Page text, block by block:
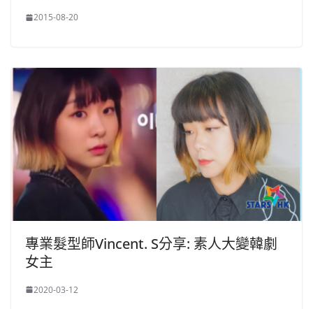
2015-08-20
專業髮型師Vincent. S分享: 素人大變韓劇
女主
2020-03-12